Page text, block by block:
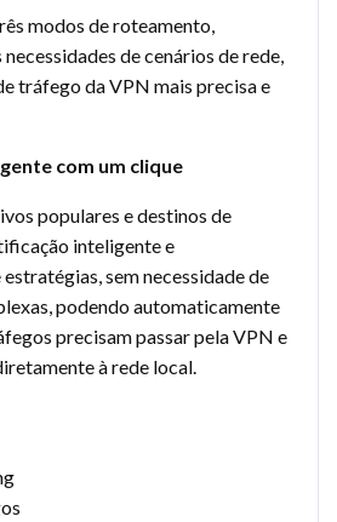
modos de roteamento,
de cenários de rede,
tráfego da VPN mais precisa e
com um clique
populares e destinos de
inteligente e
sem necessidade de
podendo automaticamente
precisam passar pela VPN e
à rede local.